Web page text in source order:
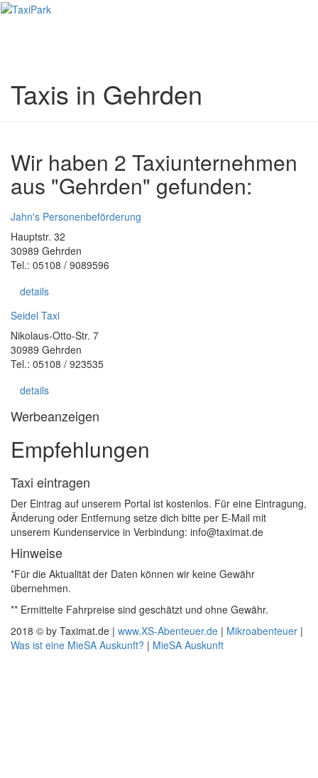
Taxis in Gehrden
Wir haben 2 Taxiunternehmen
aus "Gehrden" gefunden:
Jahn's Personenbeförderung
Hauptstr. 32
30989 Gehrden
Tel.: 05108 / 9089596
details
Seidel Taxi
Nikolaus-Otto-Str. 7
30989 Gehrden
Tel.: 05108 / 923535
details
Werbeanzeigen
Empfehlungen
Taxi eintragen
Der Eintrag auf unserem Portal ist kostenlos. Für eine Eintragung,
Änderung oder Entfernung setze dich bitte per E-Mail mit
unserem Kundenservice in Verbindung: info@taximat.de
Hinweise
*Für die Aktualität der Daten können wir keine Gewähr
übernehmen.
** Ermittelte Fahrpreise sind geschätzt und ohne Gewähr.
2018 © by Taximat.de | www.XS-Abenteuer.de | Mikroabenteuer |
Was ist eine MieSA Auskunft? | MieSA Auskunft